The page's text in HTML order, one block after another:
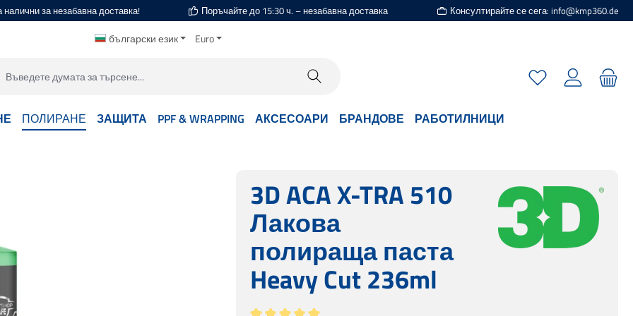
за незабавна доставка! Поръчайте до 15:30 ч. – незабавна доставка Консултирайте се сега: info@kmp360.de
български език Euro
Имате 0
ПОЛИРАНЕ ЗАЩИТА PPF & WRAPPING АКСЕСОАРИ БРАНДОВЕ РАБОТИЛНИЦИ
3D ACA X-TRA 510
Лакова
полираща паста
Heavy Cut 236ml